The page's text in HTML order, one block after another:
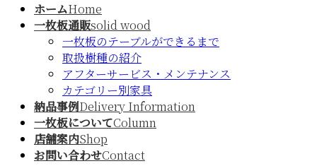
ホームHome
一枚板通販solid wood
一枚板のテーブルができるまで
取扱樹種の紹介
アフターサービス・メンテナンス
カテゴリー別家具
納品事例Delivery Information
一枚板についてColumn
店舗案内Shop
お問い合わせContact